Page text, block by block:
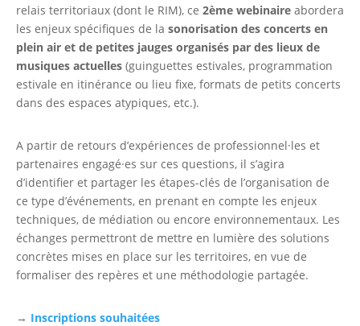
relais territoriaux (dont le RIM), ce 2ème webinaire abordera
les enjeux spécifiques de la sonorisation des concerts en
plein air et de petites jauges organisés par des lieux de
musiques actuelles (guinguettes estivales, programmation
estivale en itinérance ou lieu fixe, formats de petits concerts
dans des espaces atypiques, etc.).
A partir de retours d’expériences de professionnel·les et
partenaires engagé·es sur ces questions, il s’agira
d’identifier et partager les étapes-clés de l’organisation de
ce type d’événements, en prenant en compte les enjeux
techniques, de médiation ou encore environnementaux. Les
échanges permettront de mettre en lumière des solutions
concrètes mises en place sur les territoires, en vue de
formaliser des repères et une méthodologie partagée.
→ Inscriptions souhaitées